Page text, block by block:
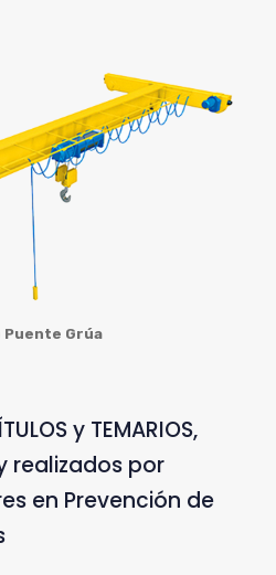
Puente Grúa
y TEMARIOS,
realizados por
en Prevención de